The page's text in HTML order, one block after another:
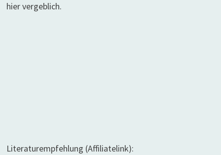
hier vergeblich.
Literaturempfehlung (Affiliatelink):